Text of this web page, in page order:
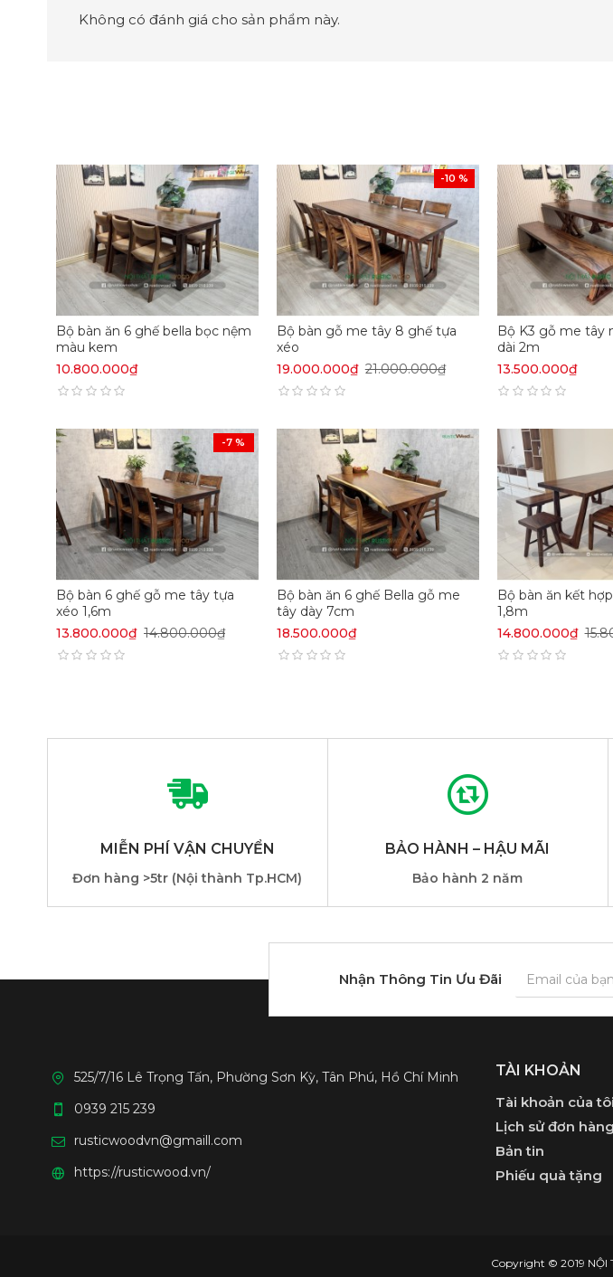
Không có đánh giá cho sản phẩm này.
Bộ bàn ăn 6 ghế bella bọc nệm
màu kem
10.800.000₫
-10 %
Bộ bàn gỗ me tây 8 ghế tựa
xéo
19.000.000₫ 21.000.000₫
Bộ K3 gỗ me tây
dài 2m
13.500.000₫
-7 %
Bộ bàn 6 ghế gỗ me tây tựa
xéo 1,6m
13.800.000₫ 14.800.000₫
Bộ bàn ăn 6 ghế Bella gỗ me
tây dày 7cm
18.500.000₫
Bộ bàn ăn kết
1,8m
14.800.000₫
MIỄN PHÍ VẬN CHUYỂN
Đơn hàng >5tr (Nội thành Tp.HCM)
BẢO HÀNH – HẬU MÃI
Bảo hành 2 năm
Nhận Thông Tin Ưu Đãi
525/7/16 Lê Trọng Tấn, Phường Sơn Kỳ, Tân Phú, Hồ Chí Minh
0939 215 239
rusticwoodvn@gmaill.com
https://rusticwood.vn/
TÀI KHOẢN
Tài khoản của tôi
Lịch sử đơn hàng
Bản tin
Phiếu quà tặng
Copyright © 2019 NỘI